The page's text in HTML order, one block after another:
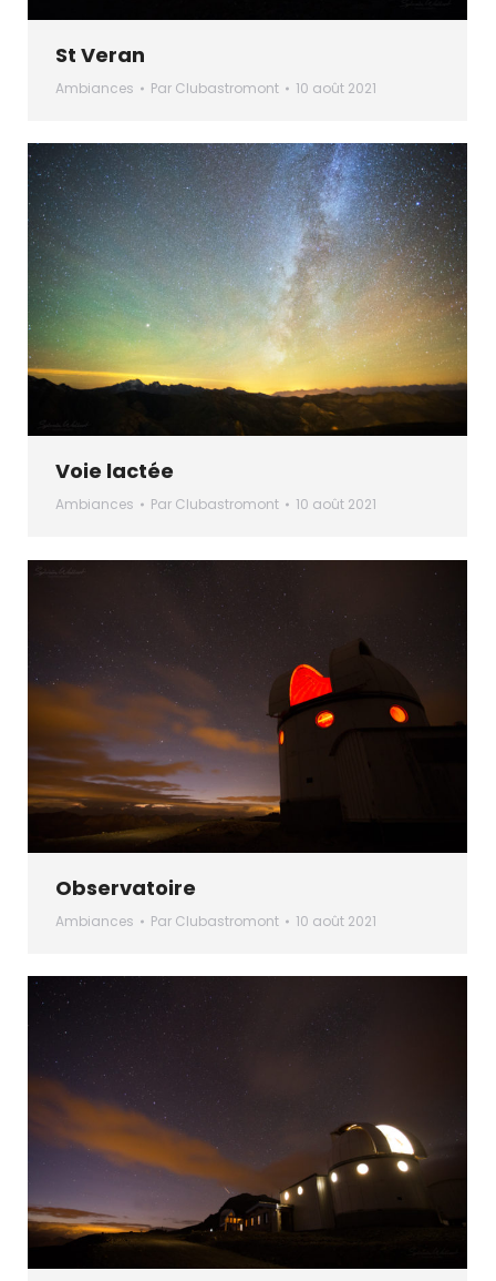
St Veran
Ambiances Par Clubastromont 10 août 2021
Voie lactée
Ambiances Par Clubastromont 10 août 2021
Observatoire
Ambiances Par Clubastromont 10 août 2021